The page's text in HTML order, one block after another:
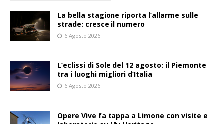
La bella stagione riporta l’allarme sulle
strade: cresce il numero
6 Agosto 2026
L’eclissi di Sole del 12 agosto: il Piemonte
tra i luoghi migliori d’Italia
6 Agosto 2026
Opere Vive fa tappa a Limone con visite e